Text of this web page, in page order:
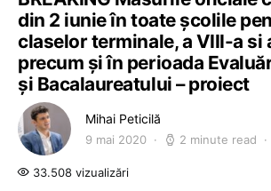
din 2 iunie în toate școlile
claselor terminale, a VIII-a si
precum și în perioada
și Bacalaureatului – proiect
Mihai Peticilă
9 mai 2020 2 minute read
33.508 vizualizări